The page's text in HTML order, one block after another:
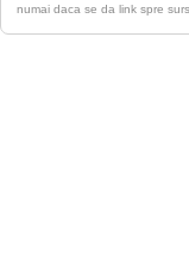
numai daca se da link spre